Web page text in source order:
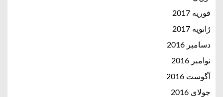
فوریه 2017
ژانویه 2017
دسامبر 2016
نوامبر 2016
آگوست 2016
جولای 2016